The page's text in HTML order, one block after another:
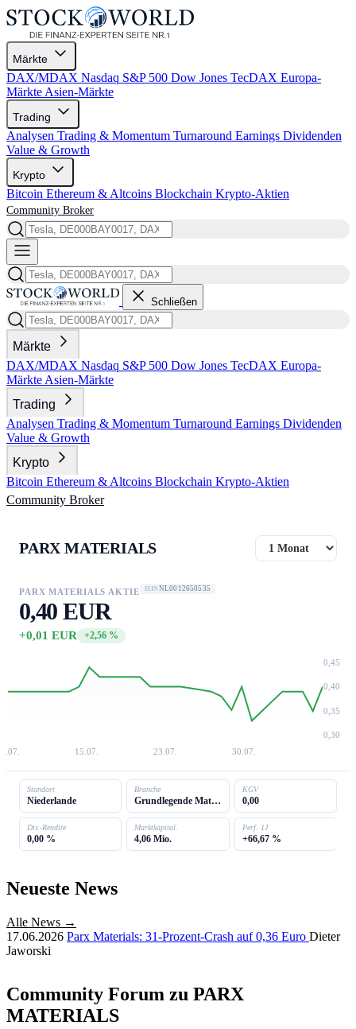
Märkte
DAX/MDAX Nasdaq S&P 500 Dow Jones TecDAX Europa-
Märkte Asien-Märkte
Trading
Analysen Trading & Momentum Turnaround Earnings Dividenden
Value & Growth
Krypto
Bitcoin Ethereum & Altcoins Blockchain Krypto-Aktien
Community Broker
Schließen
Märkte
DAX/MDAX Nasdaq S&P 500 Dow Jones TecDAX Europa-
Märkte Asien-Märkte
Trading
Analysen Trading & Momentum Turnaround Earnings Dividenden
Value & Growth
Krypto
Bitcoin Ethereum & Altcoins Blockchain Krypto-Aktien
Community Broker
PARX MATERIALS
PARX MATERIALS AKTIE ISIN NL0012650535
0,40 EUR
+0,01 EUR +2,56 %
0,45
0,40
0,35
0,30
15.07. 23.07. 30.07.
Standort
Niederlande
Branche
Grundlegende Materialien
KGV
0,00
Div.-Rendite
0,00 %
Marktkapital.
4,06 Mio.
Perf. 1J
+66,67 %
Neueste News
Alle News →
17.06.2026 Parx Materials: 31-Prozent-Crash auf 0,36 Euro Dieter
Jaworski
Community Forum zu PARX
MATERIALS